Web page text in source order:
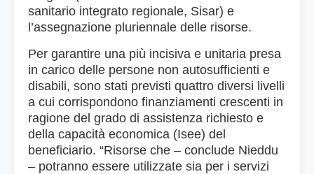
sanitario integrato regionale, Sisar) e
l’assegnazione pluriennale delle risorse.
Per garantire una più incisiva e unitaria presa
in carico delle persone non autosufficienti e
disabili, sono stati previsti quattro diversi livelli
a cui corrispondono finanziamenti crescenti in
ragione del grado di assistenza richiesto e
della capacità economica (Isee) del
beneficiario. “Risorse che – conclude Nieddu
– potranno essere utilizzate sia per i servizi